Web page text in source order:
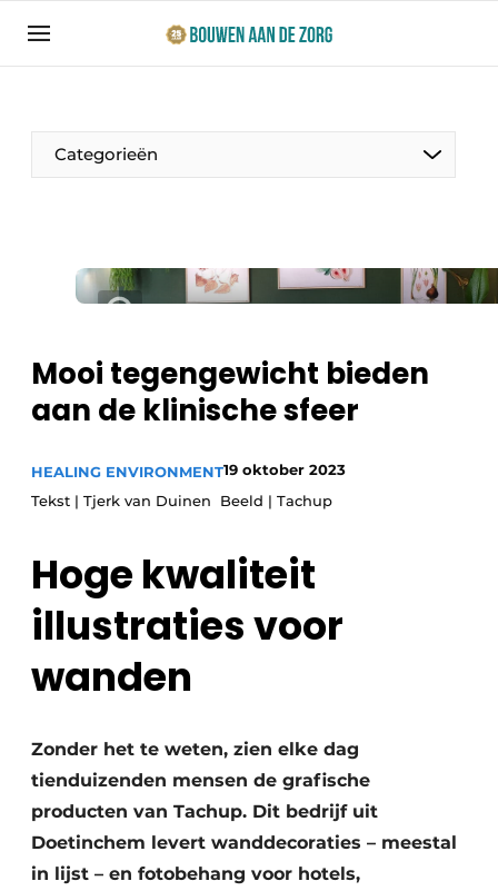
Aanmelden
Bedrijven
Bouwen aan de Zorg | Vakblad over bouw en
Direct contact
Jaarboek
Jubileumboek
Nieuwsbrief
Podcasts
Vacature aanmelden
Vacatures
Video’s
Categorieën
Productinformatie
Ziekenhuizen
Woonzorg & Verpleeghuizen
Laboratoria
Mooi tegengewicht bieden
aan de klinische sfeer
HEALING ENVIRONMENT19 oktober 2023
Tekst | Tjerk van Duinen Beeld | Tachup
Hoge kwaliteit
illustraties voor
wanden
Zonder het te weten, zien elke dag
tienduizenden mensen de grafische
producten van Tachup. Dit bedrijf uit
Doetinchem levert wanddecoraties – meestal
in lijst – en fotobehang voor hotels,